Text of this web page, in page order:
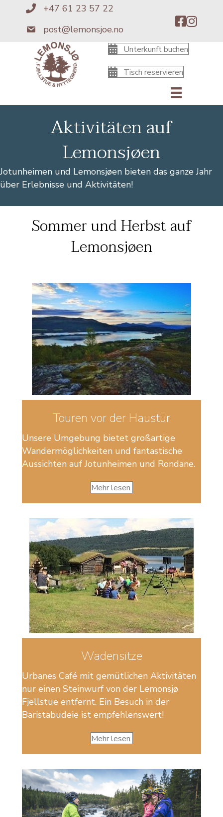
+4761235722
+47 61 23 57 22
post@lemonsjoe.no
post@lemonsjoe.no
Unterkunft buchen
Tisch reservieren
Aktivitäten auf
Lemonsjøen
Jotunheimen und Lemonsjøen bieten das ganze Jahr
über Erlebnisse und Aktivitäten!
Sommer und Herbst auf
Lemonsjøen
Touren vor der Haustür
Unsere Umgebung bietet großartige
Wandermöglichkeiten und fantastische
Aussichten auf Jotunheimen und Rondane.
Mehr lesen
Wadensitze
Urbanes Café mit gemütlichen Aktivitäten
nur einen Steinwurf von der Lemonsjø
Fjellstue entfernt. Ein Besuch in der
Baristabudeie ist empfehlenswert!
Mehr lesen